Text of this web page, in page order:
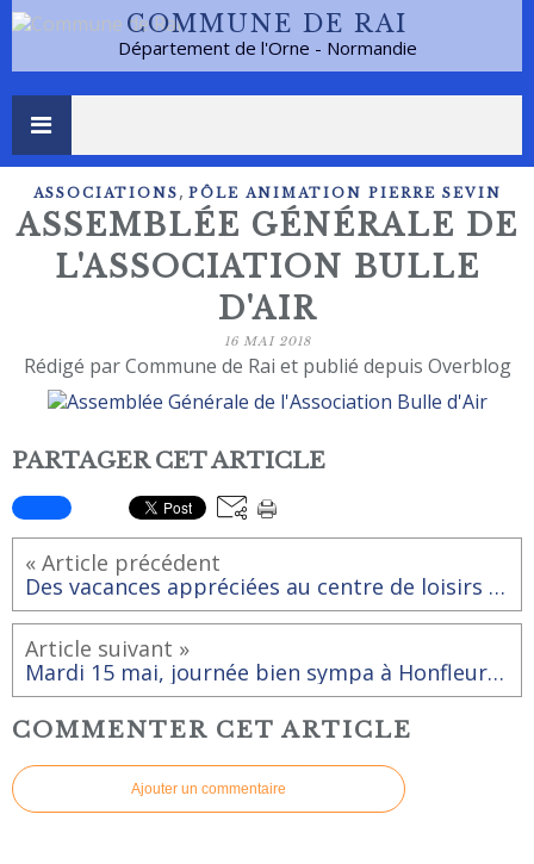
COMMUNE DE RAI
Département de l'Orne - Normandie
ASSOCIATIONS , PÔLE ANIMATION PIERRE SEVIN
ASSEMBLÉE GÉNÉRALE DE
L'ASSOCIATION BULLE
D'AIR
16 MAI 2018
Rédigé par Commune de Rai et publié depuis Overblog
PARTAGER CET ARTICLE
« Article précédent
Des vacances appréciées au centre de loisirs BULLE D'AIR
Article suivant »
Mardi 15 mai, journée bien sympa à Honfleur avec les Rai-Baladeurs.
COMMENTER CET ARTICLE
Ajouter un commentaire